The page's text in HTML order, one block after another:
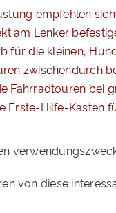
empfehlen
am Lenker
für die kleinen,
zwischendurch
Fahrradtouren bei
Erste-Hilfe-Kasten
von diese